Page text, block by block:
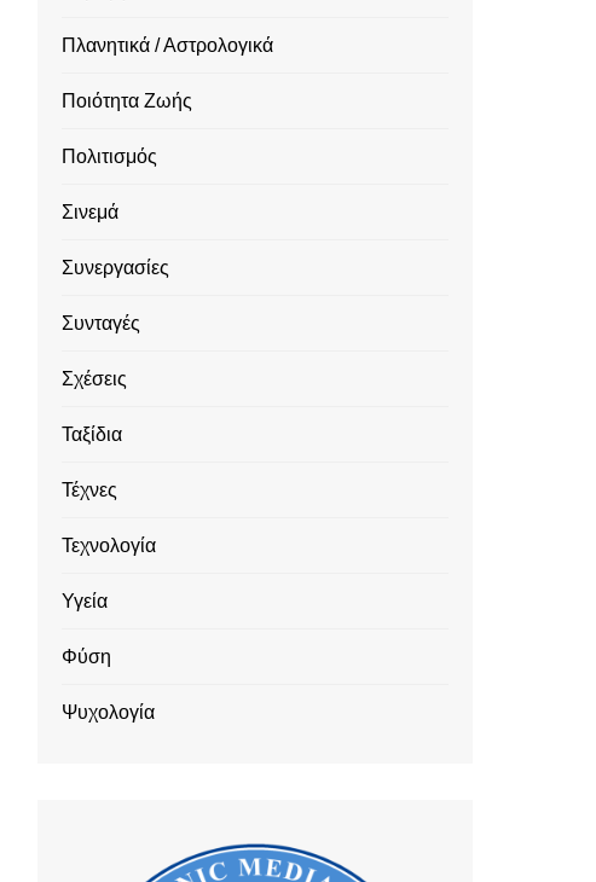
Πλανητικά / Αστρολογικά
Ποιότητα Ζωής
Πολιτισμός
Σινεμά
Συνεργασίες
Συνταγές
Σχέσεις
Ταξίδια
Τέχνες
Τεχνολογία
Υγεία
Φύση
Ψυχολογία